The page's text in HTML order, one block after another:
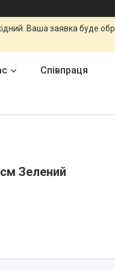
Ваша заявка буде
Співпраця
Зелений